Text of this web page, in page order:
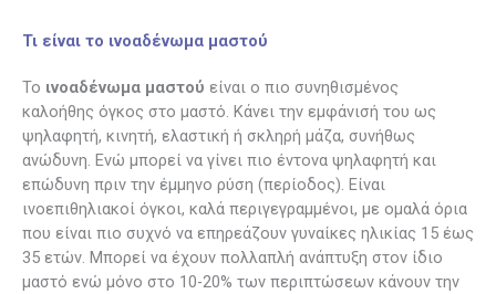
Τι είναι το ινοαδένωμα μαστού
Το ινοαδένωμα μαστού είναι ο πιο συνηθισμένος
καλοήθης όγκος στο μαστό. Κάνει την εμφάνισή του ως
ψηλαφητή, κινητή, ελαστική ή σκληρή μάζα, συνήθως
ανώδυνη. Ενώ μπορεί να γίνει πιο έντονα ψηλαφητή και
επώδυνη πριν την έμμηνο ρύση (περίοδος). Είναι
ινοεπιθηλιακοί όγκοι, καλά περιγεγραμμένοι, με ομαλά όρια
που είναι πιο συχνό να επηρεάζουν γυναίκες ηλικίας 15 έως
35 ετών. Μπορεί να έχουν πολλαπλή ανάπτυξη στον ίδιο
μαστό ενώ μόνο στο 10-20% των περιπτώσεων κάνουν την